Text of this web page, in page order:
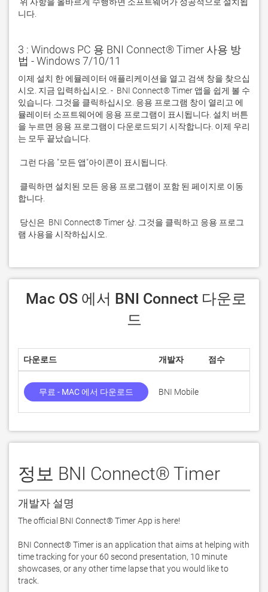
니다.
3 : Windows PC 용 BNI Connect® Timer 사용 방
법 - Windows 7/10/11
이제 설치 한 에뮬레이터 애플리케이션을 열고 검색 창을 찾으십
시오. 지금 입력하십시오. -  BNI Connect® Timer 앱을 쉽게 볼 수
있습니다. 그것을 클릭하십시오. 응용 프로그램 창이 열리고 에
뮬레이터 소프트웨어에 응용 프로그램이 표시됩니다. 설치 버튼
을 누르면 응용 프로그램이 다운로드되기 시작합니다. 이제 우리
램 사용을 시작하십시오.
드
다운로드 개발자 점수
무료 - MAC 에서 다운로드 BNI Mobile
정보 BNI Connect® Timer
개발자 설명
The official BNI Connect® Timer App is here!
BNI Connect® Timer is an application that aims at helping with
time tracking for your 60 second presentation, 10 minute
showcases, or any other time lapse that you would like to
track.